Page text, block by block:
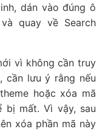
dán vào đúng ô
quay về Search
vì không cần truy
cần lưu ý rằng nếu
hoặc xóa mã
bị mất. Vì vậy, sau
xóa phần mã này